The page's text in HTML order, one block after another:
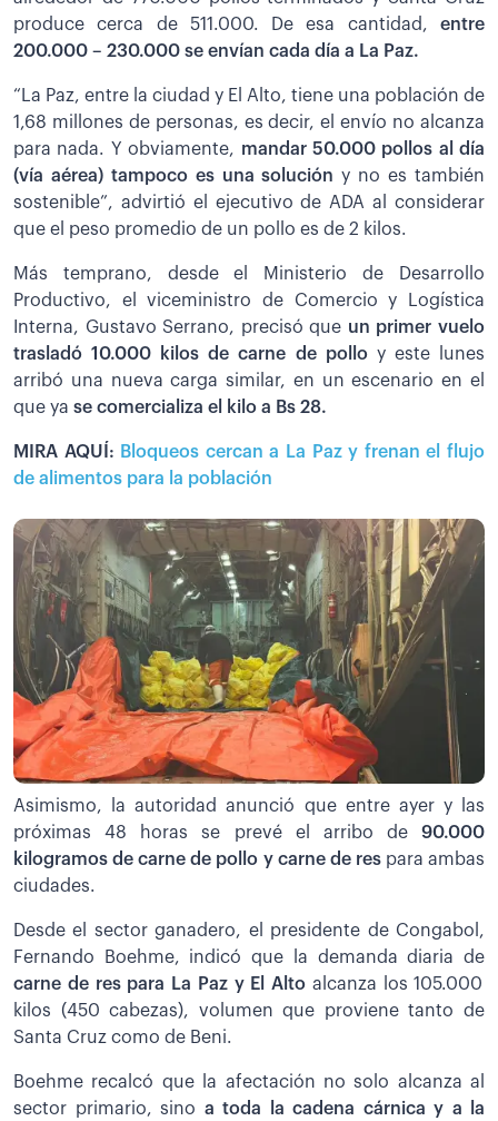
produce cerca de 511.000. De esa cantidad, entre
200.000 – 230.000 se envían cada día a La Paz.
“La Paz, entre la ciudad y El Alto, tiene una población de
1,68 millones de personas, es decir, el envío no alcanza
para nada. Y obviamente, mandar 50.000 pollos al día
(vía aérea) tampoco es una solucióny no es también
sostenible”, advirtió el ejecutivo de ADA al considerar
que el peso promedio de un pollo es de 2 kilos.
Más temprano, desde el Ministerio de Desarrollo
Productivo, el viceministro de Comercio y Logística
Interna, Gustavo Serrano, precisó que un primer vuelo
trasladó 10.000 kilos de carne de pollo y este lunes
arribó una nueva carga similar, en un escenario en el
que ya se comercializa el kilo a Bs 28.
MIRA AQUÍ: Bloqueos cercan a La Paz y frenan el flujo
de alimentos para la población
Asimismo, la autoridad anunció que entre ayer y las
próximas 48 horas se prevé el arribo de 90.000
kilogramos de carne de pollo y carne de respara ambas
ciudades.
Desde el sector ganadero, el presidente de Congabol,
Fernando Boehme, indicó que la demanda diaria de
carne de res para La Paz y El Alto alcanza los 105.000
kilos (450 cabezas), volumen que proviene tanto de
Santa Cruz como de Beni.
Boehme recalcó que la afectación no solo alcanza al
sector primario, sino a toda la cadena cárnica y a la